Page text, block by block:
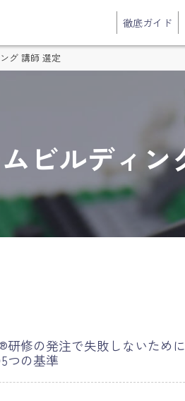
徹底ガイド
グ 講師 選定
ビルディン
研修の発注で失敗しないた
つの基準